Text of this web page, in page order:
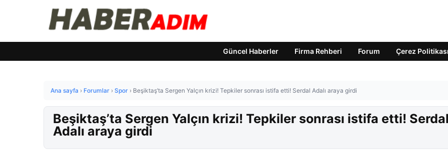
Güncel Haberler Firma Rehberi Forum Çerez Politikası
Ana sayfa › Forumlar › Spor › Beşiktaş’ta Sergen Yalçın krizi! Tepkiler sonrası istifa etti! Serdal Adalı araya girdi
Beşiktaş’ta Sergen Yalçın krizi! Tepkiler sonrası istifa etti! Serdal
Adalı araya girdi